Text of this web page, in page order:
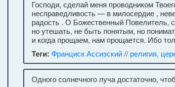
Господи, сделай меня проводником
несправедливость — в милосердие ,
радость . О Божественный Повелитель,
но утешать, не быть понятым, но
и когда прощаем, нам прощается. Ибо
Теги: Франциск Ассизский// религия,
Одного солнечного луча достаточно,